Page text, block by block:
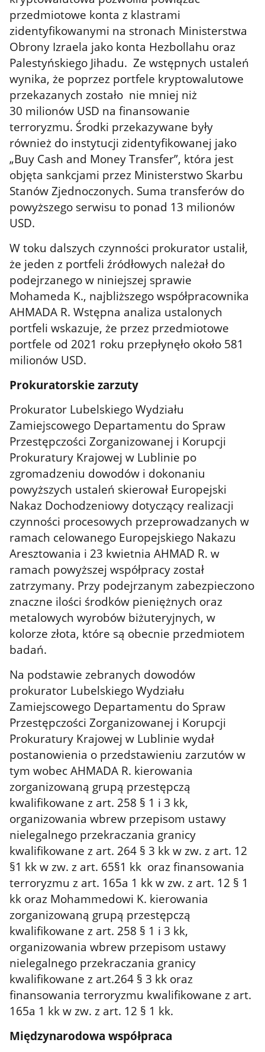
przedmiotowe konta z klastrami
zidentyfikowanymi na stronach Ministerstwa
Obrony Izraela jako konta Hezbollahu oraz
Palestyńskiego Jihadu. Ze wstępnych ustaleń
wynika, że poprzez portfele kryptowalutowe
przekazanych zostało nie mniej niż
30 milionów USD na finansowanie
terroryzmu. Środki przekazywane były
również do instytucji zidentyfikowanej jako
„Buy Cash and Money Transfer”, która jest
objęta sankcjami przez Ministerstwo Skarbu
Stanów Zjednoczonych. Suma transferów do
powyższego serwisu to ponad 13 milionów
USD.
W toku dalszych czynności prokurator ustalił,
że jeden z portfeli źródłowych należał do
podejrzanego w niniejszej sprawie
Mohameda K., najbliższego współpracownika
AHMADA R. Wstępna analiza ustalonych
portfeli wskazuje, że przez przedmiotowe
portfele od 2021 roku przepłynęło około 581
milionów USD.
Prokuratorskie zarzuty
Prokurator Lubelskiego Wydziału
Zamiejscowego Departamentu do Spraw
Przestępczości Zorganizowanej i Korupcji
Prokuratury Krajowej w Lublinie po
zgromadzeniu dowodów i dokonaniu
powyższych ustaleń skierował Europejski
Nakaz Dochodzeniowy dotyczący realizacji
czynności procesowych przeprowadzanych w
ramach celowanego Europejskiego Nakazu
Aresztowania i 23 kwietnia AHMAD R. w
ramach powyższej współpracy został
zatrzymany. Przy podejrzanym zabezpieczono
znaczne ilości środków pieniężnych oraz
metalowych wyrobów biżuteryjnych, w
kolorze złota, które są obecnie przedmiotem
badań.
Na podstawie zebranych dowodów
prokurator Lubelskiego Wydziału
Zamiejscowego Departamentu do Spraw
Przestępczości Zorganizowanej i Korupcji
Prokuratury Krajowej w Lubliniewydał
postanowienia o przedstawieniu zarzutów w
tym wobec AHMADA R. kierowania
zorganizowaną grupą przestępczą
kwalifikowane z art. 258 § 1 i 3 kk,
organizowania wbrew przepisom ustawy
nielegalnego przekraczania granicy
kwalifikowane z art. 264 § 3 kk w zw. z art. 12
§1 kk w zw. z art. 65§1 kk oraz finansowania
terroryzmu z art. 165a 1 kk w zw. z art. 12 § 1
kk oraz Mohammedowi K. kierowania
zorganizowaną grupą przestępczą
kwalifikowane z art. 258 § 1 i 3 kk,
organizowania wbrew przepisom ustawy
nielegalnego przekraczania granicy
kwalifikowane z art.264 § 3 kk oraz
finansowania terroryzmu kwalifikowane z art.
165a 1 kk w zw. z art. 12 § 1 kk.
Międzynarodowa współpraca